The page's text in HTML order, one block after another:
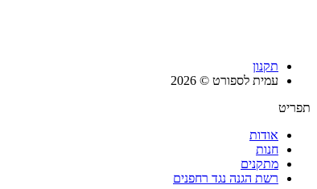
תקנון
עמית לספורט © 2026
תפריט
אודות
חנות
מתקנים
רשת הגנה נגד רחפנים